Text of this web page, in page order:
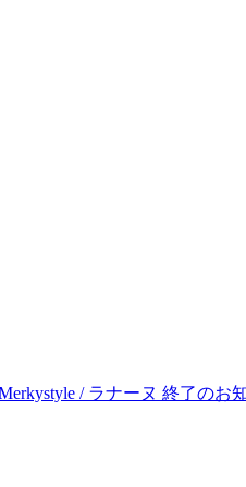
/ ラナーヌ 終了のお